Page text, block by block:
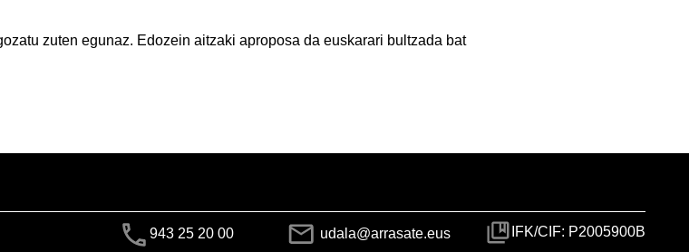
zuten egunaz. Edozein aitzaki aproposa da euskarari bultzada bat
943 25 20 00 udala@arrasate.eus IFK/CIF: P2005900B